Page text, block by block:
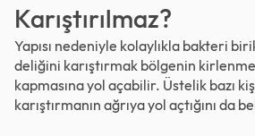
Karıştırılmaz?
Yapısı nedeniyle kolaylıkla bakteri
deliğini karıştırmak bölgenin
kapmasına yol açabilir. Üstelik bazı
karıştırmanın ağrıya yol açtığını da